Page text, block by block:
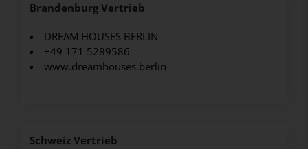
Brandenburg Vertrieb
DREAM HOUSES BERLIN
+49 171 5289586
www.dreamhouses.berlin
Schweiz Vertrieb